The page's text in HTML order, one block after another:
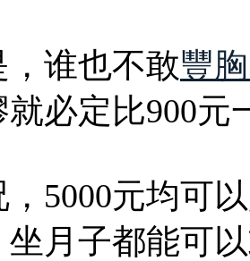
，谁也不敢豐
就必定比900元
，5000元均可
坐月子都能可